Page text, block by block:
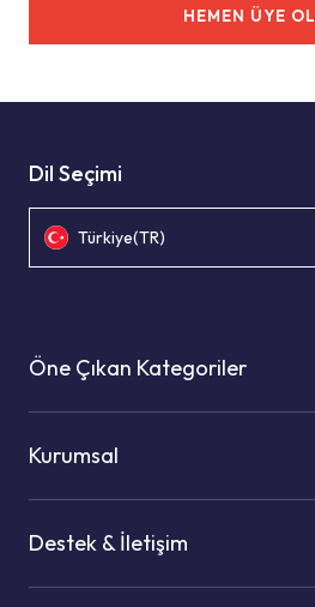
HEMEN ÜYE OL
Dil Seçimi
Türkiye(TR)
Öne Çıkan Kategoriler
Kurumsal
Destek & İletişim